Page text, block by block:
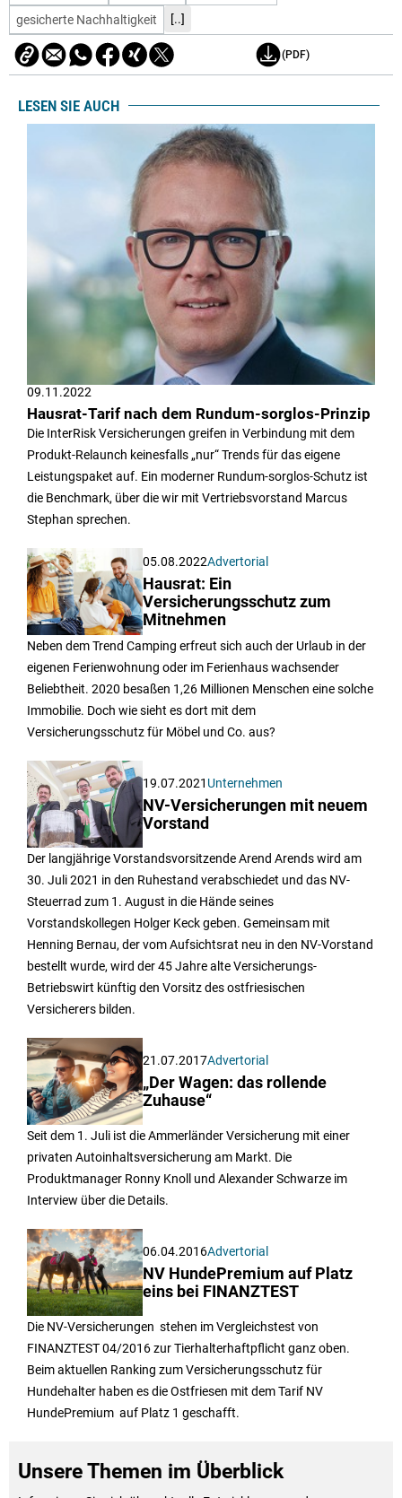
gesicherte Nachhaltigkeit
[..]
(PDF)
LESEN SIE AUCH
09.11.2022
Hausrat-Tarif nach dem Rundum-sorglos-Prinzip
Die InterRisk Versicherungen greifen in Verbindung mit dem
Produkt-Relaunch keinesfalls „nur“ Trends für das eigene
Leistungspaket auf. Ein moderner Rundum-sorglos-Schutz ist
die Benchmark, über die wir mit Vertriebsvorstand Marcus
Stephan sprechen.
05.08.2022Advertorial
Hausrat: Ein
Versicherungsschutz zum
Mitnehmen
Neben dem Trend Camping erfreut sich auch der Urlaub in der
eigenen Ferienwohnung oder im Ferienhaus wachsender
Beliebtheit. 2020 besaßen 1,26 Millionen Menschen eine solche
Immobilie. Doch wie sieht es dort mit dem
Versicherungsschutz für Möbel und Co. aus?
19.07.2021 Unternehmen
NV-Versicherungen mit neuem
Vorstand
Der langjährige Vorstandsvorsitzende Arend Arends wird am
30. Juli 2021 in den Ruhestand verabschiedet und das NV-
Steuerrad zum 1. August in die Hände seines
Vorstandskollegen Holger Keck geben. Gemeinsam mit
Henning Bernau, der vom Aufsichtsrat neu in den NV-Vorstand
bestellt wurde, wird der 45 Jahre alte Versicherungs-
Betriebswirt künftig den Vorsitz des ostfriesischen
Versicherers bilden.
21.07.2017Advertorial
„Der Wagen: das rollende
Zuhause“
Seit dem 1. Juli ist die Ammerländer Versicherung mit einer
privaten Autoinhaltsversicherung am Markt. Die
Produktmanager Ronny Knoll und Alexander Schwarze im
Interview über die Details.
06.04.2016Advertorial
NV HundePremium auf Platz
eins bei FINANZTEST
Die NV-Versicherungen stehen im Vergleichstest von
FINANZTEST 04/2016 zur Tierhalterhaftpflicht ganz oben.
Beim aktuellen Ranking zum Versicherungsschutz für
Hundehalter haben es die Ostfriesen mit dem Tarif NV
HundePremium auf Platz 1 geschafft.
Unsere Themen im Überblick